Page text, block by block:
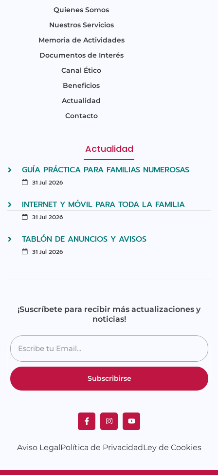
Quienes Somos
Nuestros Servicios
Memoria de Actividades
Documentos de Interés
Canal Ético
Beneficios
Actualidad
Contacto
Actualidad
GUÍA PRÁCTICA PARA FAMILIAS NUMEROSAS
31 Jul 2026
INTERNET Y MÓVIL PARA TODA LA FAMILIA
31 Jul 2026
TABLÓN DE ANUNCIOS Y AVISOS
31 Jul 2026
¡Suscríbete para recibir más actualizaciones y
noticias!
Subscribirse
Aviso LegalPolítica de PrivacidadLey de Cookies